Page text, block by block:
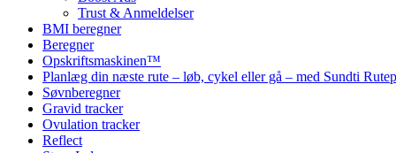
Trust & Anmeldelser
BMI beregner
Beregner
Opskriftsmaskinen™
Planlæg din næste rute – løb, cykel eller gå – med Sundti
Søvnberegner
Gravid tracker
Ovulation tracker
Reflect